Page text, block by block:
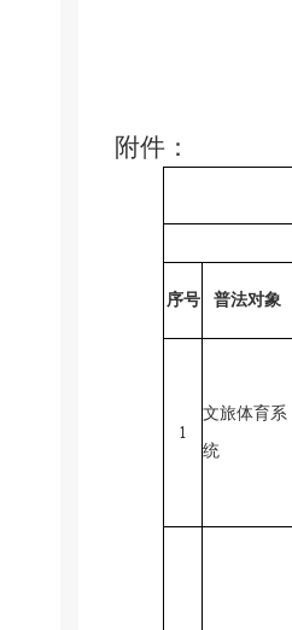
附件：
序号 普法对象
1
文旅体育系
统